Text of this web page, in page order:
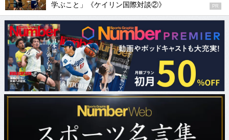
学ぶこと」《ケイリン国際対談②》
PR